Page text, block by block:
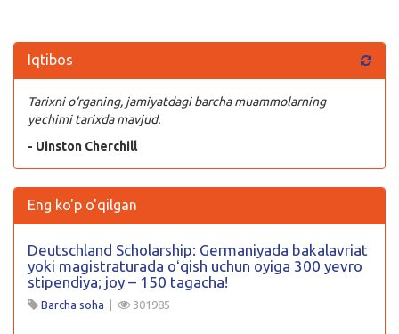
Iqtibos
Tarixni o‘rganing, jamiyatdagi barcha muammolarning
yechimi tarixda mavjud.
- Uinston Cherchill
Eng ko'p o'qilgan
Deutschland Scholarship: Germaniyada bakalavriat
yoki magistraturada oʻqish uchun oyiga 300 yevro
stipendiya; joy – 150 tagacha!
Barcha soha | 301985